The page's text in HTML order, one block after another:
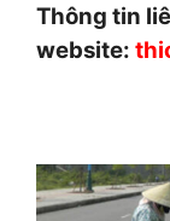
Thông tin
website: